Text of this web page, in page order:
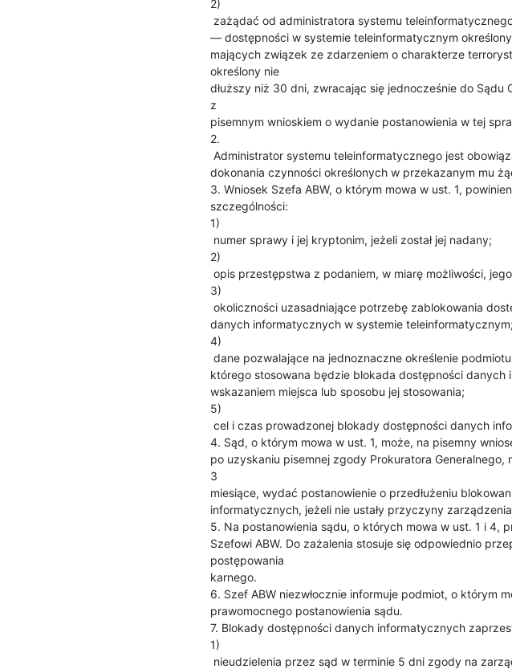
2)
— dostępności w systemie teleinformatycznym
mających związek ze zdarzeniem o charakterze
określony nie
dłuższy niż 30 dni, zwracając się jednocześnie do Sądu
z
pisemnym wnioskiem o wydanie postanowienia w tej
2.
dokonania czynności określonych w przekazanym mu
3. Wniosek Szefa ABW, o którym mowa w ust. 1,
szczególności:
1)
2)
3)
danych informatycznych w systemie teleinformatycznym;
4)
którego stosowana będzie blokada dostępności danych
wskazaniem miejsca lub sposobu jej stosowania;
5)
4. Sąd, o którym mowa w ust. 1, może, na pisemny
po uzyskaniu pisemnej zgody Prokuratora Generalnego,
3
miesiące, wydać postanowienie o przedłużeniu
informatycznych, jeżeli nie ustały przyczyny
5. Na postanowienia sądu, o których mowa w ust. 1 i 4,
Szefowi ABW. Do zażalenia stosuje się odpowiednio
postępowania
karnego.
6. Szef ABW niezwłocznie informuje podmiot, o którym
prawomocnego postanowienia sądu.
7. Blokady dostępności danych informatycznych
1)